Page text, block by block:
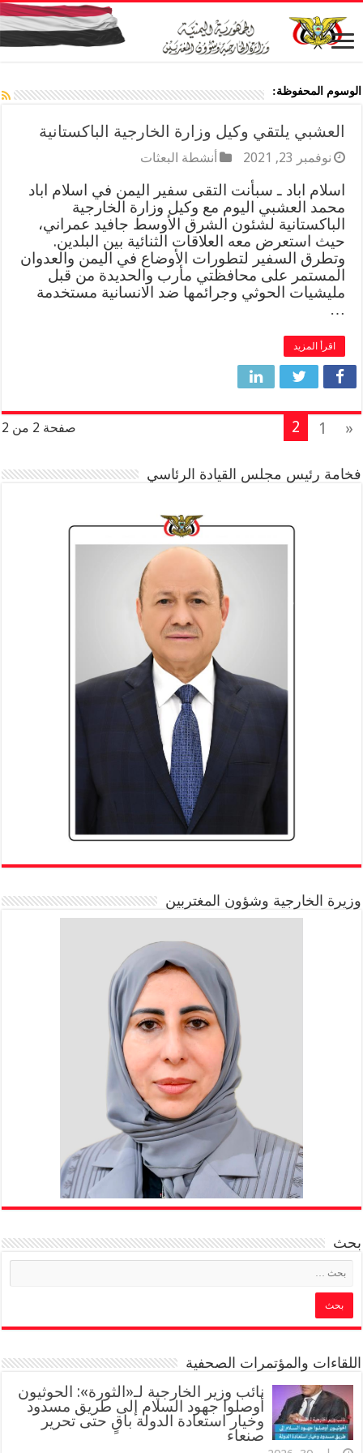
الوسوم المحفوظة:
العشبي يلتقي وكيل وزارة الخارجية الباكستانية
نوفمبر 23, 2021 أنشطة البعثات
اسلام اباد ـ سبأنت التقى سفير اليمن في اسلام اباد
محمد العشبي اليوم مع وكيل وزارة الخارجية
الباكستانية لشئون الشرق الأوسط جافيد عمراني،
حيث استعرض معه العلاقات الثنائية بين البلدين.
وتطرق السفير لتطورات الأوضاع في اليمن والعدوان
المستمر على محافظتي مأرب والحديدة من قبل
مليشيات الحوثي وجرائمها ضد الانسانية مستخدمة
…
اقرأ المزيد
صفحة 2 من 2 «
1
2
فخامة رئيس مجلس القيادة الرئاسي
وزيرة الخارجية وشؤون المغتربين
بحث
اللقاءات والمؤتمرات الصحفية
‏نائب وزير الخارجية لـ«الثورة»: الحوثيون
أوصلوا جهود السلام إلى طريق مسدود
وخيار استعادة الدولة باقٍ حتى تحرير
صنعاء